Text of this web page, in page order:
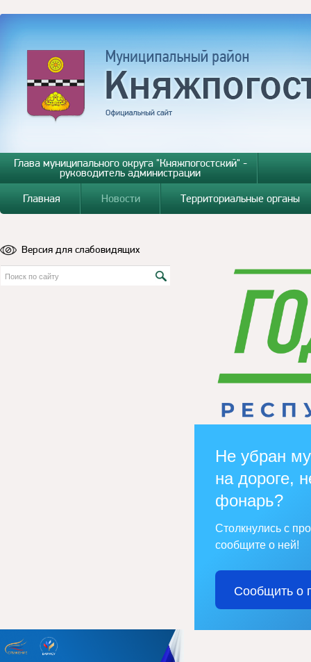
Глава муниципального округа "Княжпогостский" -
руководитель администрации
Главная
Новости Территориальные органы
Версия для слабовидящих
Не убран
на дороге,
фонарь?
Столкнулись с
сообщите о ней!
Сообщить о